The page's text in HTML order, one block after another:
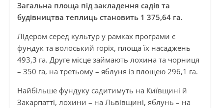
Загальна площа під закладення садів та
будівництва теплиць становить 1 375,64 га.
Лідером серед культур у рамках програми є
фундук та волоський горіх, площа їх насаджень
493,3 га. Друге місце займають лохина та чорниця
– 350 га, на третьому – яблуня із площею 296,1 га.
Найбільше фундуку садитимуть на Київщині й
Закарпатті, лохини – на Львівщині, яблунь – на